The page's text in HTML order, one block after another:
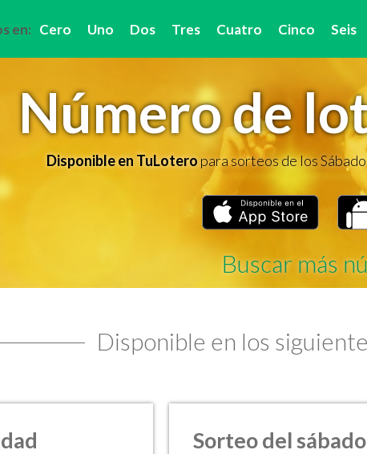
en: Cero Uno Dos Tres Cuatro Cinco Seis
Número de
Disponible en TuLoteropara sorteos de los
Buscar más
Disponible en los
Sorteo del sábado